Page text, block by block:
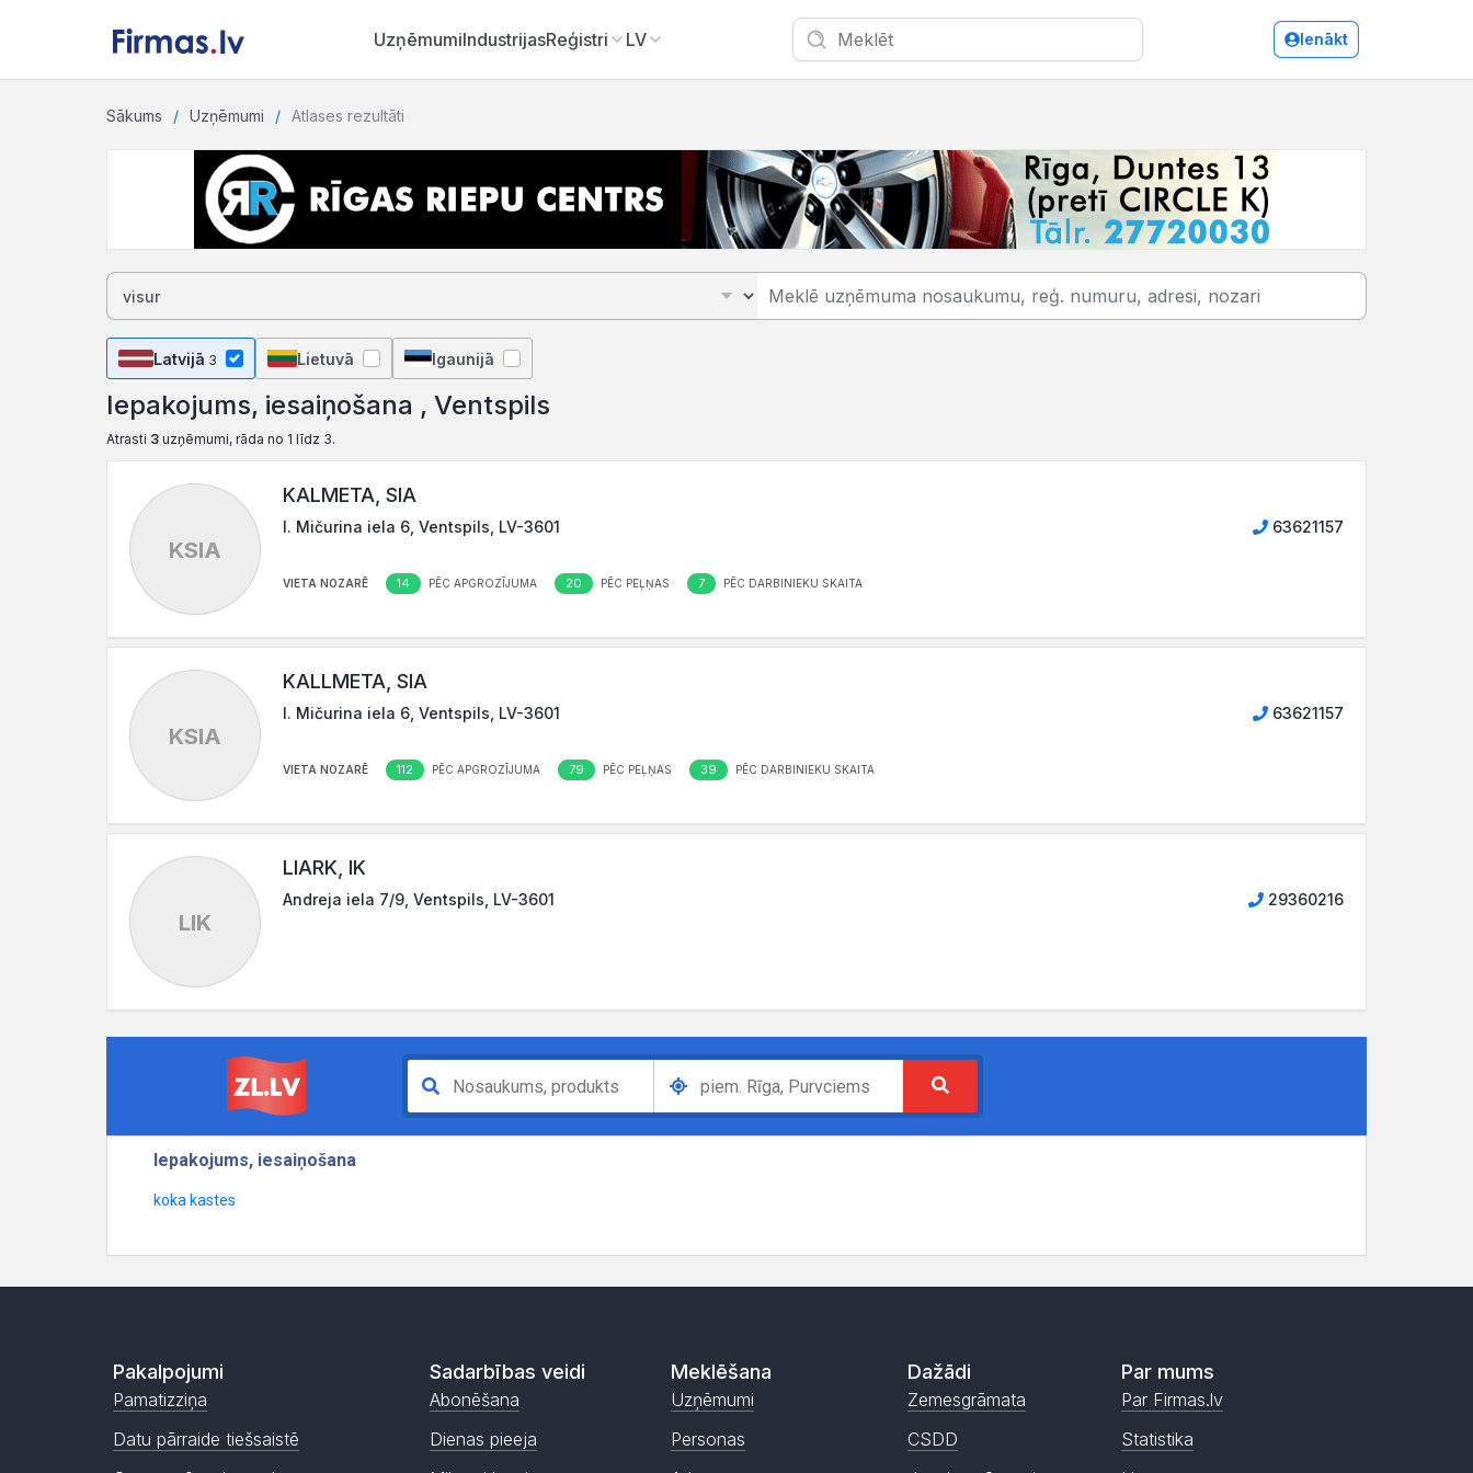
UzņēmumiIndustrijasReģistri LV Ienākt
Sākums Uzņēmumi Atlases rezultāti
Ventspils/Iepakojums, iesaiņošana
Latvijā 3 Lietuvā Igaunijā
Iepakojums, iesaiņošana , Ventspils
Atrasti 3 uzņēmumi, rāda no 1 līdz 3.
KSIA
KALMETA, SIA
I. Mičurina iela 6, Ventspils, LV-3601 63621157
VIETA NOZARĒ 14 PĒC APGROZĪJUMA 20 PĒC PEĻŅAS 7 PĒC DARBINIEKU SKAITA
KSIA
KALLMETA, SIA
I. Mičurina iela 6, Ventspils, LV-3601 63621157
VIETA NOZARĒ 112 PĒC APGROZĪJUMA 79 PĒC PEĻŅAS 39 PĒC DARBINIEKU SKAITA
LIK
LIARK, IK
Andreja iela 7/9, Ventspils, LV-3601 29360216
Pakalpojumi
Pamatizziņa
Datu pārraide tiešsaistē
Sadarbības veidi
Abonēšana
Dienas pieeja
Meklēšana
Uzņēmumi
Personas
Dažādi
Zemesgrāmata
CSDD
Par mums
Par Firmas.lv
Statistika